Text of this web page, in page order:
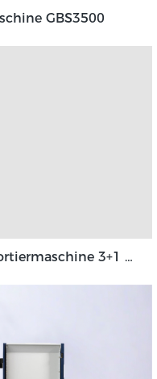
GBS3500
Grace Three Pockets Geldsortiermaschine 3+1 Pocket Grace GT-31